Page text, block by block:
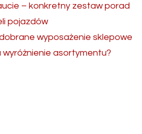
– konkretny zestaw porad
pojazdów
wyposażenie sklepowe
wyróżnienie asortymentu?